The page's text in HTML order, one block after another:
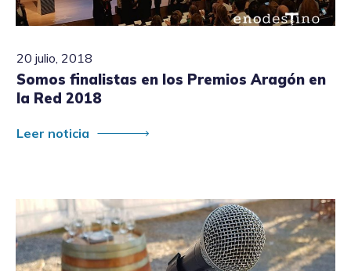
20 julio, 2018
Somos finalistas en los Premios Aragón en
la Red 2018
Leer noticia